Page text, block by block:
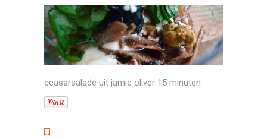
ceasarsalade uit jamie oliver 15 minuten